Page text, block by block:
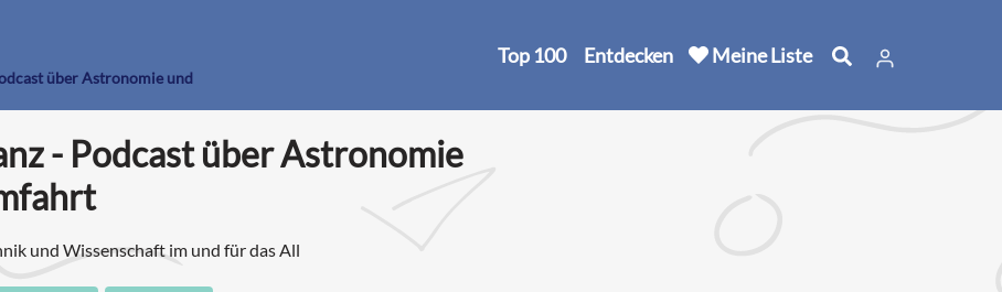
über Astronomie und
Top 100 Entdecken Meine Liste
- Podcast über Astronomie
und Wissenschaft im und für das All